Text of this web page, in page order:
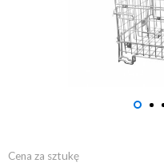
Cena za sztukę